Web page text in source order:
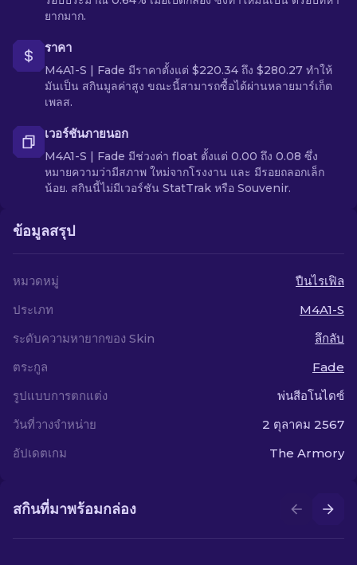
ยากมาก.
ราคา
M4A1-S | Fade มีราคาตั้งแต่ $220.34 ถึง $280.27 ทำให้
มันเป็น สกินมูลค่าสูง ขณะนี้สามารถซื้อได้ผ่านหลายมาร์เก็ต
เพลส.
เวอร์ชันภายนอก
M4A1-S | Fade มีช่วงค่า float ตั้งแต่ 0.00 ถึง 0.08 ซึ่ง
หมายความว่ามีสภาพ ใหม่จากโรงงาน และ มีรอยถลอกเล็ก
น้อย. สกินนี้ไม่มีเวอร์ชัน StatTrak หรือ Souvenir.
ข้อมูลสรุป
หมวดหมู่
ปืนไรเฟิล
ประเภท
M4A1-S
ระดับความหายากของ Skin
ลึกลับ
ตระกูล
Fade
รูปแบบการตกแต่ง
พ่นสีอโนไดซ์
วันที่วางจำหน่าย
2 ตุลาคม 2567
อัปเดตเกม
The Armory
สกินที่มาพร้อมกล่อง